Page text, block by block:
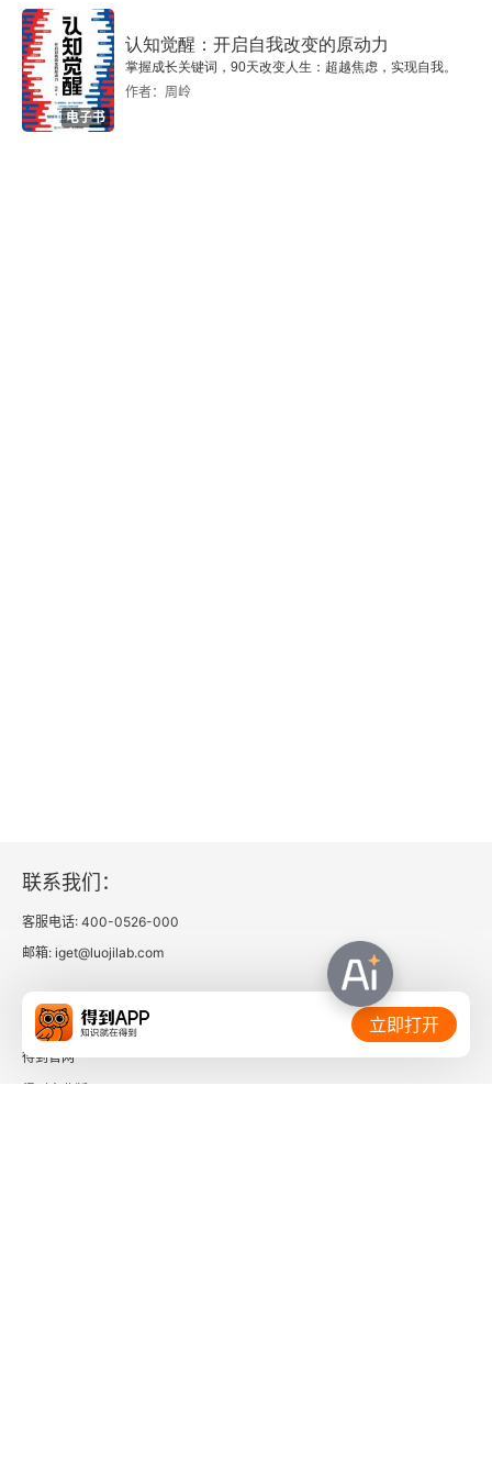
电子书
认知觉醒：开启自我改变的原动力
掌握成长关键词，90天改变人生：超越焦虑，实现自我。
作者：周岭
联系我们：
客服电话: 400-0526-000
邮箱: iget@luojilab.com
相关链接：
得到官网
立即打开